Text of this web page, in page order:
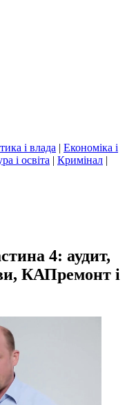
і влада | Економіка і
і освіта | Кримінал |
4: аудит,
КАПремонт і